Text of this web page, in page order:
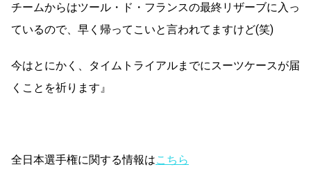
チームからはツール・ド・フランスの最終リザーブに入っ
ているので、早く帰ってこいと言われてますけど(笑)
今はとにかく、タイムトライアルまでにスーツケースが届
くことを祈ります』
全日本選手権に関する情報はこちら